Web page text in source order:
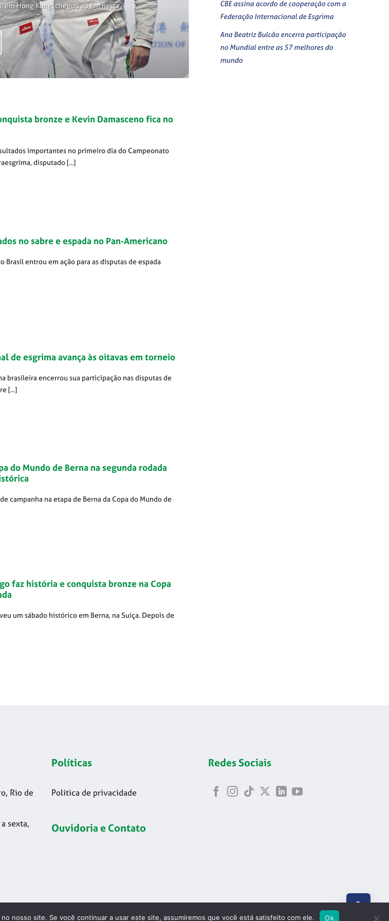
Hong Kong, chegou ao fim nesta
bronze e Kevin Damasceno fica no
importantes no primeiro dia do Campeonato
disputado [...]
no sabre e espada no Pan-Americano
Brasil entrou em ação para as disputas de espada
de esgrima avança às oitavas em torneio
brasileira encerrou sua participação nas disputas de
[...]
do Mundo de Berna na segunda rodada
campanha na etapa de Berna da Copa do Mundo de
faz história e conquista bronze na Copa
um sábado histórico em Berna, na Suíça. Depois de
CBE assina acordo de cooperação com a
Federação Internacional de Esgrima
Ana Beatriz Bulcão encerra participação
no Mundial entre as 57 melhores do
mundo
Rio de
sexta,
Políticas
Política de privacidade
Ouvidoria e Contato
Redes Sociais
nosso site. Se você continuar a usar este site, assumiremos que você está satisfeito com ele. Ok